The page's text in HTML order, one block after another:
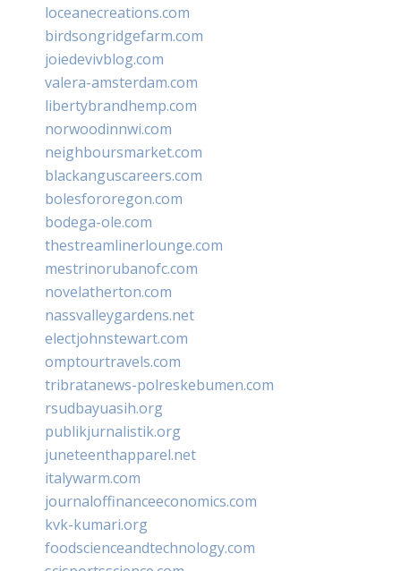
loceanecreations.com
birdsongridgefarm.com
joiedevivblog.com
valera-amsterdam.com
libertybrandhemp.com
norwoodinnwi.com
neighboursmarket.com
blackanguscareers.com
bolesfororegon.com
bodega-ole.com
thestreamlinerlounge.com
mestrinorubanofc.com
novelatherton.com
nassvalleygardens.net
electjohnstewart.com
omptourtravels.com
tribratanews-polreskebumen.com
rsudbayuasih.org
publikjurnalistik.org
juneteenthapparel.net
italywarm.com
journaloffinanceeconomics.com
kvk-kumari.org
foodscienceandtechnology.com